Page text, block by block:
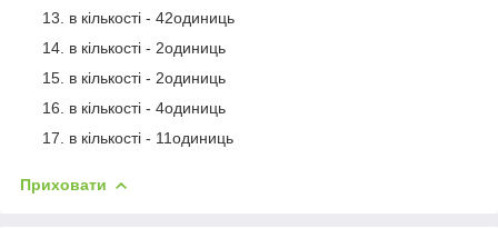
в кількості - 42одиниць
в кількості - 2одиниць
в кількості - 2одиниць
в кількості - 4одиниць
в кількості - 11одиниць
Приховати